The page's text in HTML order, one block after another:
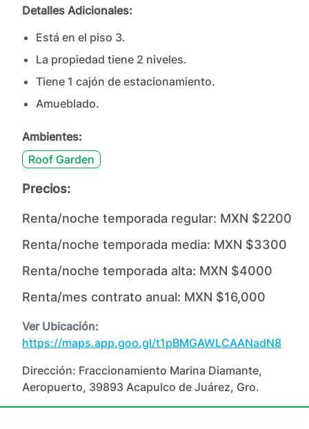
Detalles Adicionales:
Está en el piso 3.
La propiedad tiene 2 niveles.
Tiene 1 cajón de estacionamiento.
Amueblado.
Ambientes:
Roof Garden
Precios:
Renta/noche temporada regular: MXN $2200
Renta/noche temporada media: MXN $3300
Renta/noche temporada alta: MXN $4000
Renta/mes contrato anual: MXN $16,000
Ver Ubicación:
https://maps.app.goo.gl/t1pBMGAWLCAANadN8
Dirección: Fraccionamiento Marina Diamante,
Aeropuerto, 39893 Acapulco de Juárez, Gro.